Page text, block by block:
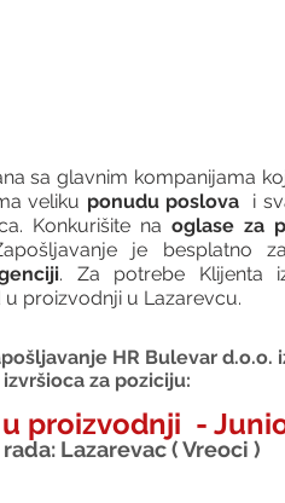
sa glavnim kompanijama
veliku ponudu poslova
i
Konkurišite na oglase za
je besplatno
. Za potrebe Klijenta
proizvodnji u Lazarevcu.
HR Bulevar d.o.o.
izvršioca za poziciju:
proizvodnji  -
Lazarevac ( Vreoci )